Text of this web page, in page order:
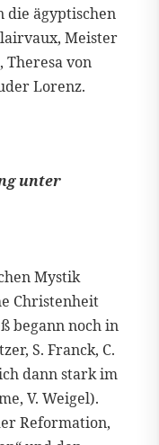
die ägyptischen
Meister
Theresa von
Lorenz.
unter
Mystik
Christenheit
begann noch in
S. Franck, C.
dann stark im
V. Weigel).
Reformation,